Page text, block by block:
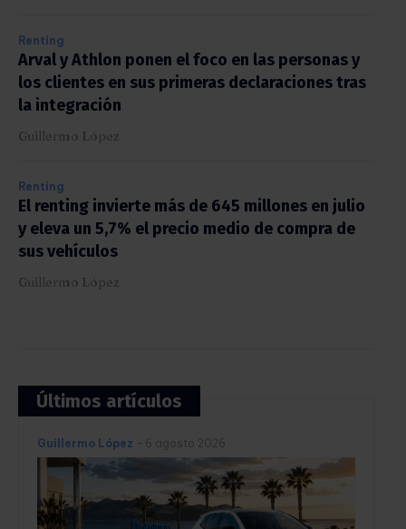
Renting
Arval y Athlon ponen el foco en las personas y
los clientes en sus primeras declaraciones tras
la integración
Guillermo López
Renting
El renting invierte más de 645 millones en julio
y eleva un 5,7% el precio medio de compra de
sus vehículos
Guillermo López
Últimos artículos
Guillermo López - 6 agosto 2026